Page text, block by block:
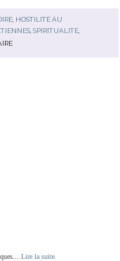
Lire la suite
, HOSTILITÉ AU
,SPIRITUALITÉ